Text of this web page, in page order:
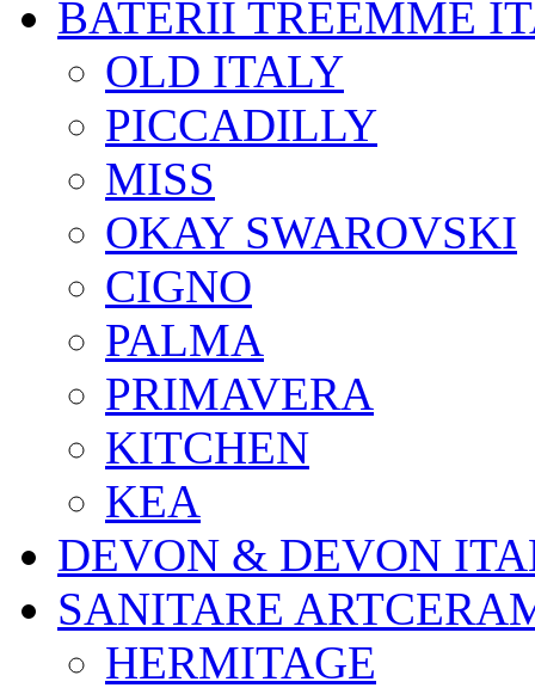
BATERII TREEMME
OLD ITALY
PICCADILLY
MISS
OKAY SWAROVSKI
CIGNO
PALMA
PRIMAVERA
KITCHEN
KEA
DEVON & DEVON
SANITARE
HERMITAGE